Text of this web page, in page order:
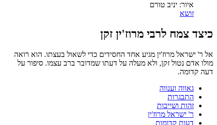
איור: יניב טורם
זושא
כיצד צמח לרבי מרוז'ין זקן
אל ר' ישראל מרוז'ין מגיע אחד החסידים כדי לשאול בעצתו. הוא רואה
מולו אדם נטול זקן, ולא מעלה על דעתו שמדובר ברב עצמו. סיפור על
דעה קדומה.
גאווה וענווה
התבגרות
זהות ושייכות
ר' ישראל מרוז'ין
דעות קדומות